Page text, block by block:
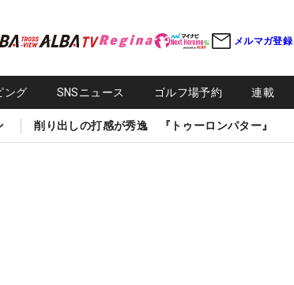
メルマガ登録
ング SNSニュース ゴルフ場予約 連載
削り出しの打感が秀逸 『トゥーロンパター』